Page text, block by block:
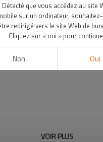
(2" IPS -6" IPS)
VOIR PLUS
Détecté que vous accédez au site
sur un ordinateur,
redirigé vers le site Web de
Cliquez sur « oui » pour
Non Oui